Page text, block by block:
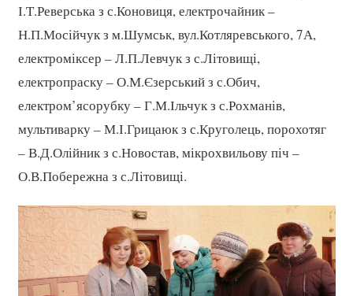
І.Т.Реверська з с.Коновиця, електрочайник –
Н.П.Мосійчук з м.Шумськ, вул.Котляревського, 7А,
електроміксер – Л.П.Левчук з с.Літовищі,
електропраску – О.М.Єзерський з с.Обич,
електром’ясорубку – Г.М.Ільчук з с.Рохманів,
мультиварку – М.І.Грицаюк з с.Круголець, порохотяг
– В.Д.Олійник з с.Новостав, мікрохвильову піч –
О.В.Побережна з с.Літовищі.